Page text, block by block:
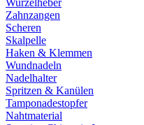
Wurzelheber
Zahnzangen
Scheren
Skalpelle
Haken & Klemmen
Wundnadeln
Nadelhalter
Spritzen & Kanülen
Tamponadestopfer
Nahtmaterial